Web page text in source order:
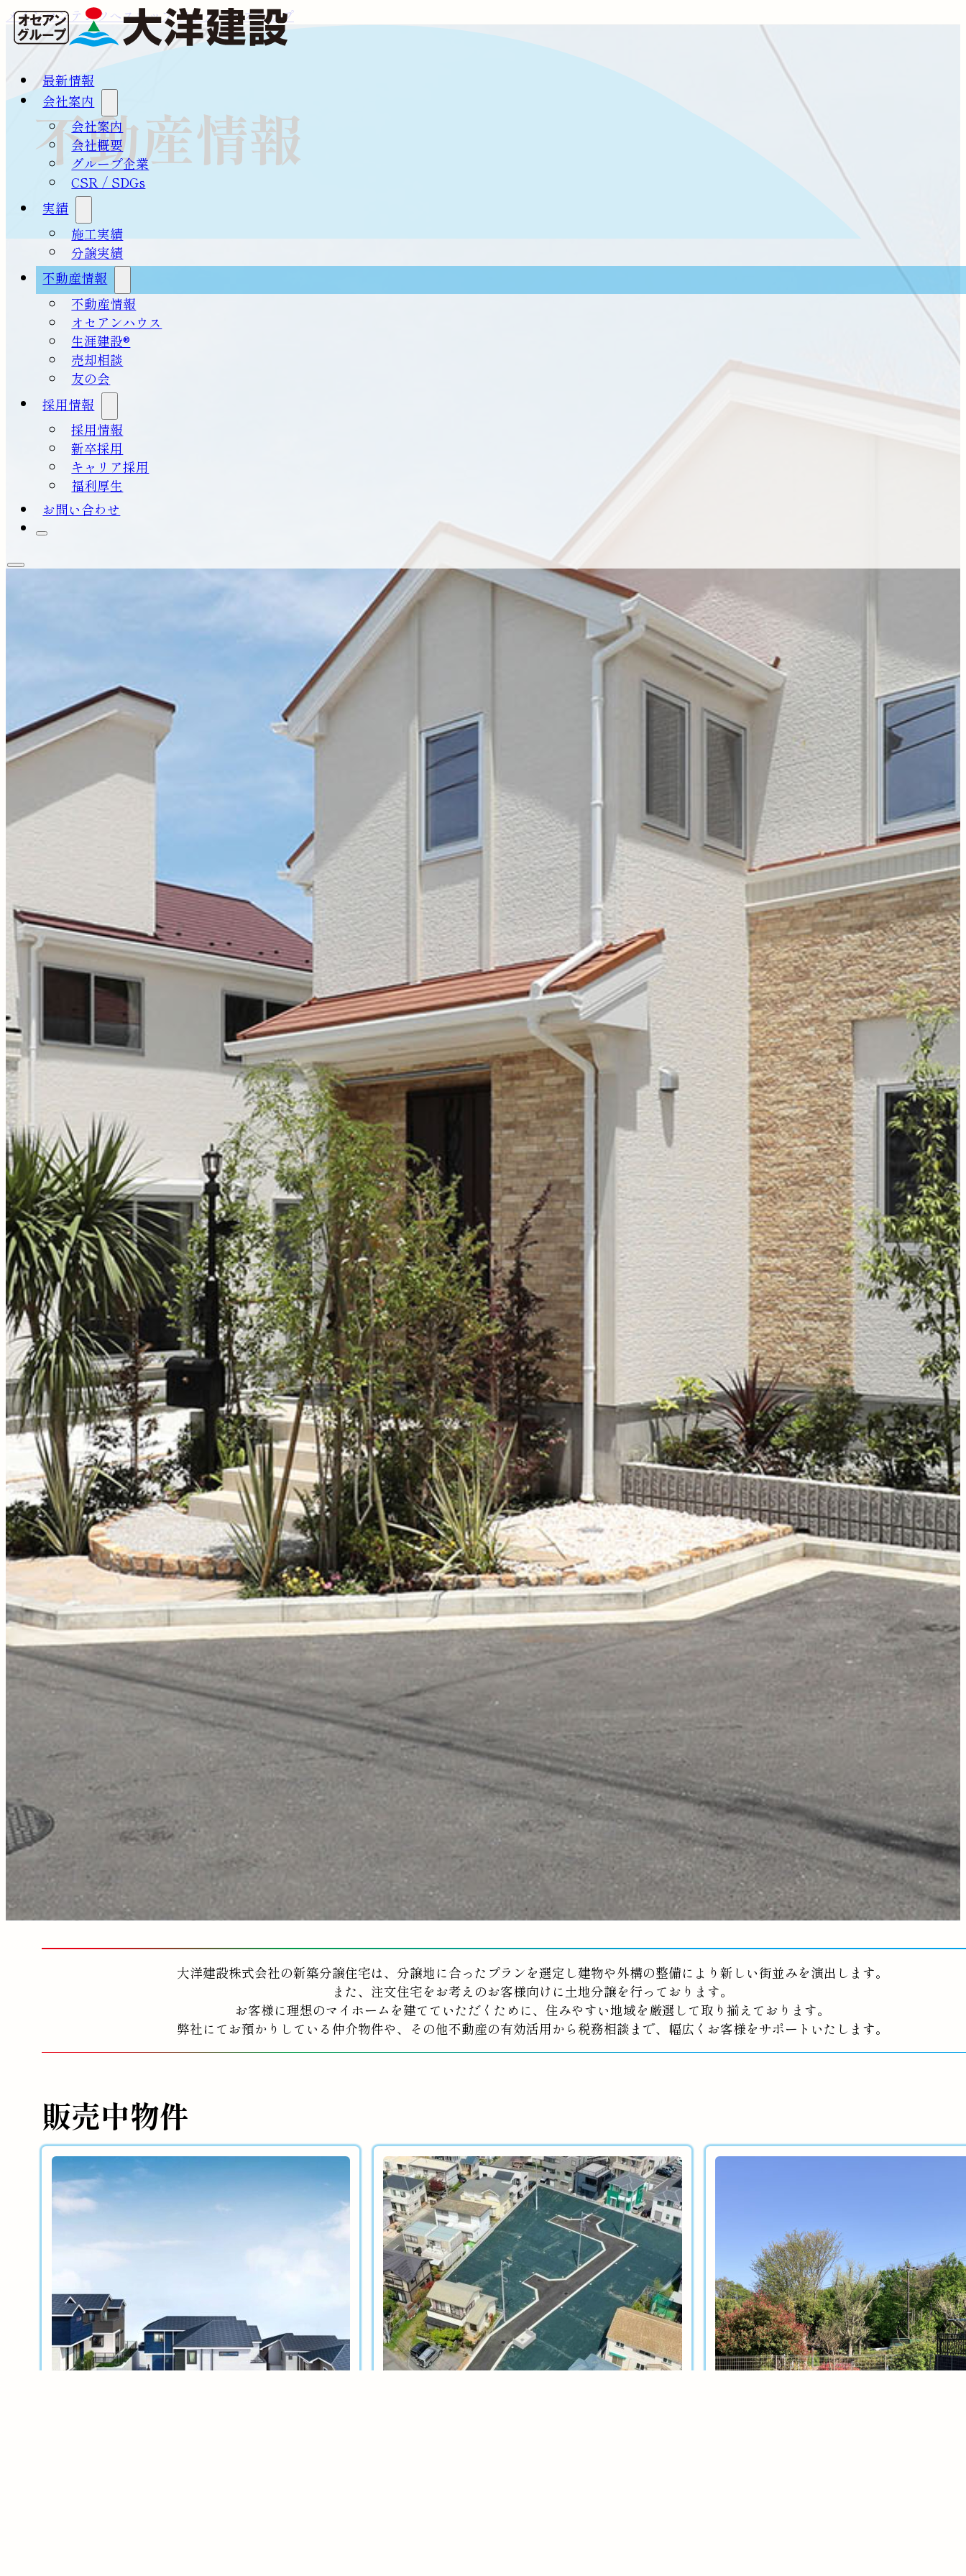
メインコンテンツへスキップフッターへスキップ
最新情報
会社案内
会社案内
会社概要
グループ企業
CSR / SDGs
実績
施工実績
分譲実績
不動産情報
不動産情報
オセアンハウス
生涯建設®
売却相談
友の会
採用情報
採用情報
新卒採用
キャリア採用
福利厚生
お問い合わせ
不動産情報
大洋建設株式会社の新築分譲住宅は、分譲地に合ったプランを選定し建物や外構の整備により新しい街並みを演出します。
また、注文住宅をお考えのお客様向けに土地分譲を行っております。
お客様に理想のマイホームを建てていただくために、住みやすい地域を厳選して取り揃えております。
弊社にてお預かりしている仲介物件や、その他不動産の有効活用から税務相談まで、幅広くお客様をサポートいたします。
販売中物件